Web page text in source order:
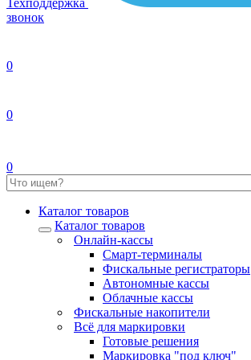
Техподдержка
звонок
0
0
0
Каталог товаров
Каталог товаров
Онлайн-кассы
Смарт-терминалы
Фискальные регистраторы
Автономные кассы
Облачные кассы
Фискальные накопители
Всё для маркировки
Готовые решения
Маркировка "под ключ"